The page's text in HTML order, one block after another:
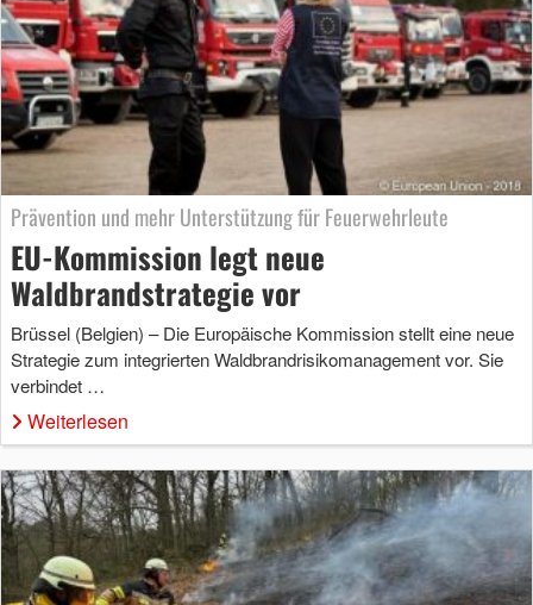
Prävention und mehr Unterstützung für Feuerwehrleute
EU-Kommission legt neue
Waldbrandstrategie vor
Brüssel (Belgien) – Die Europäische Kommission stellt eine neue
Strategie zum integrierten Waldbrandrisikomanagement vor. Sie
verbindet …
Weiterlesen